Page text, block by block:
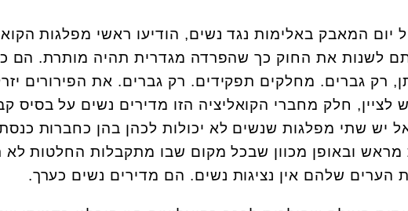
יום המאבק באלימות נגד נשים, הודיעו ראשי מפלגות
לשנות את החוק כך שהפרדה מגדרית תהיה מותרת. הם
רק גברים. מחלקים תפקידים. רק גברים. את הפירורים
לציין, חלק מחברי הקואליציה הזו מדירים נשים על בסיס
יש שתי מפלגות שנשים לא יכולות לכהן בהן כחברות
מראש ובאופן מכוון שבכל מקום שבו מתקבלות החלטות לא
הערים שלהם אין נציגות נשים. הם מדירים נשים כערך.